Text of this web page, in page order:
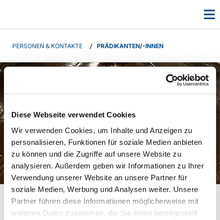
Diese Webseite verwendet Cookies
Wir verwenden Cookies, um Inhalte und Anzeigen zu
personalisieren, Funktionen für soziale Medien anbieten
zu können und die Zugriffe auf unsere Website zu
analysieren. Außerdem geben wir Informationen zu Ihrer
Verwendung unserer Website an unsere Partner für
soziale Medien, Werbung und Analysen weiter. Unsere
Partner führen diese Informationen möglicherweise mit
weiteren Daten zusammen, die Sie ihnen bereitgestellt
PERSONEN & KONTAKTE / PRÄDIKANTEN/-INNEN
Taufstein
Prädikanten/-innen
In der Kirchengemeinde Niederbörde gibt es die